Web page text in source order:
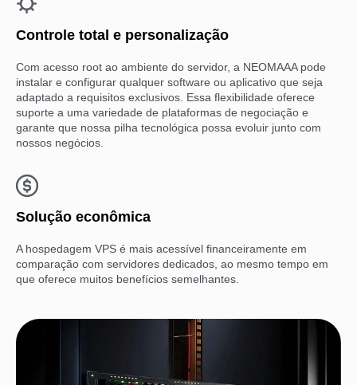
Controle total e personalização
Com acesso root ao ambiente do servidor, a NEOMAAA pode
instalar e configurar qualquer software ou aplicativo que seja
adaptado a requisitos exclusivos. Essa flexibilidade oferece
suporte a uma variedade de plataformas de negociação e
garante que nossa pilha tecnológica possa evoluir junto com
nossos negócios.
Solução econômica
A hospedagem VPS é mais acessível financeiramente em
comparação com servidores dedicados, ao mesmo tempo em
que oferece muitos benefícios semelhantes.